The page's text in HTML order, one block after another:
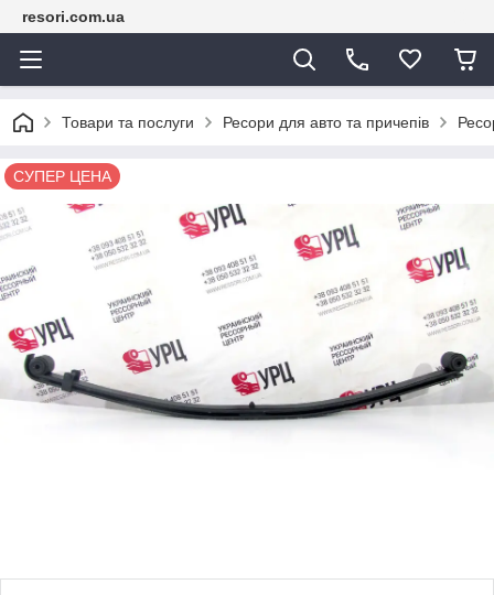
resori.com.ua
Товари та послуги Ресори для авто та причепів
СУПЕР ЦЕНА